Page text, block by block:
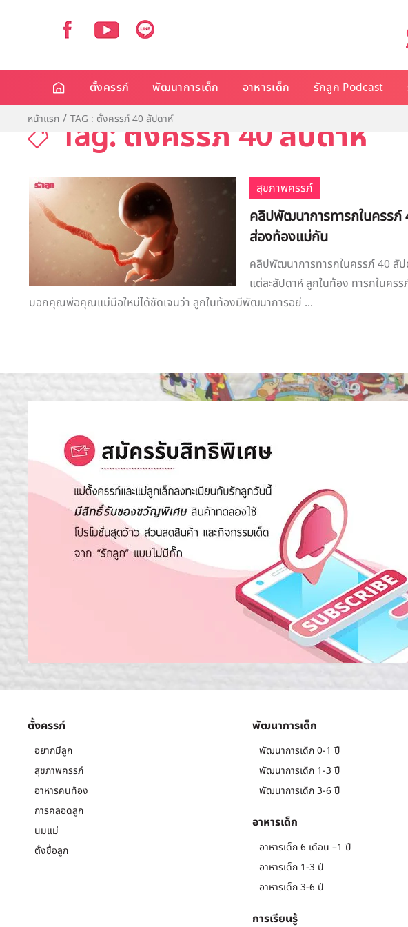
ตั้งครรภ์ พัฒนาการเด็ก อาหารเด็ก รักลูก Podcast
หน้าแรก TAG : ตั้งครรภ์ 40 สัปดาห์
Tag: ตั้งครรภ์ 40 สัปดาห์
สุขภาพครรภ์
คลิปพัฒนาการทารกในครรภ์
ส่องท้องแม่กัน
คลิปพัฒนาการทารกในครรภ์ 40 สั
แต่ละสัปดาห์ ลูกในท้อง ทารกในคร
บอกคุณพ่อคุณแม่มือใหม่ได้ชัดเจนว่า ลูกในท้องมีพัฒนาการอย่ ...
ตั้งครรภ์
อยากมีลูก
สุขภาพครรภ์
อาหารคนท้อง
การคลอดลูก
นมแม่
ตั้งชื่อลูก
พัฒนาการเด็ก
พัฒนาการเด็ก 0-1 ปี
พัฒนาการเด็ก 1-3 ปี
พัฒนาการเด็ก 3-6 ปี
อาหารเด็ก
อาหารเด็ก 6 เดือน –1 ปี
อาหารเด็ก 1-3 ปี
อาหารเด็ก 3-6 ปี
การเรียนรู้